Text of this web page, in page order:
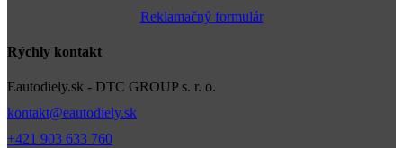
Reklamačný formulár
Rýchly kontakt
Eautodiely.sk - DTC GROUP s. r. o.
kontakt@eautodiely.sk
+421 903 633 760